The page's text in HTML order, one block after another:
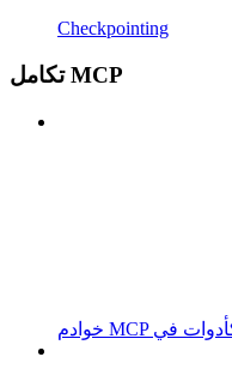
Checkpointing
تكامل MCP